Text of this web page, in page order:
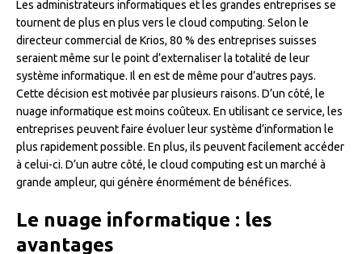
Les administrateurs informatiques et les grandes entreprises se
tournent de plus en plus vers le cloud computing. Selon le
directeur commercial de Krios, 80 % des entreprises suisses
seraient même sur le point d’externaliser la totalité de leur
système informatique. Il en est de même pour d’autres pays.
Cette décision est motivée par plusieurs raisons. D’un côté, le
nuage informatique est moins coûteux. En utilisant ce service, les
entreprises peuvent faire évoluer leur système d’information le
plus rapidement possible. En plus, ils peuvent facilement accéder
à celui-ci. D’un autre côté, le cloud computing est un marché à
grande ampleur, qui génère énormément de bénéfices.
Le nuage informatique : les
avantages